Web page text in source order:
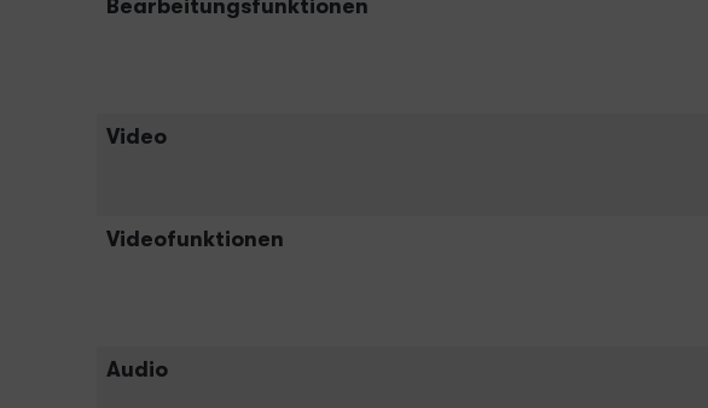
Bearbeitungsfunktionen
Video
Videofunktionen
Audio